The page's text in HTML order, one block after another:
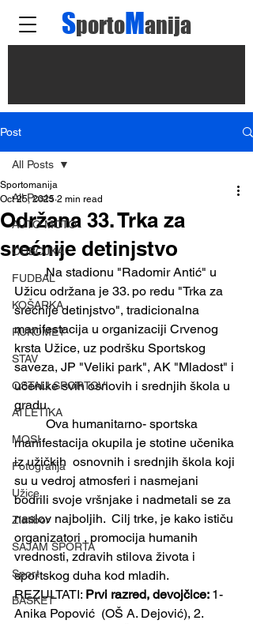
SportoManija
Post
All Posts
AUTO MOTO
ODBOJKA
FUDBAL
KOŠARKA
RUKOMET
STAV
OSTALI SPORTOVI
ATLETIKA
MOSI
Fotografija
Užice
Zlatibor
SAJAM SPORTA
Sport
BASKET
All Posts
Održana 33. Trka za
srećnije detinjstvo
Sportomanija
Oct 25, 2025 2 min read
	Na stadionu "Radomir Antić" u
Užicu održana je 33. po redu "Trka za
srećnije detinjstvo", tradicionalna
manifestacija u organizaciji Crvenog
krsta Užice, uz podršku Sportskog
saveza, JP "Veliki park", AK "Mladost" i
učenike svih osnovih i srednjih škola u
gradu.
manifestacija okupila je stotine učenika
iz užičkih  osnovnih i srednjih škola koji
su u vedroj atmosferi i nasmejani
bodrili svoje vršnjake i nadmetali se za
naslov najboljih.  Cilj trke, je kako ističu
organizatori , promocija humanih
vrednosti, zdravih stilova života i
sportskog duha kod mladih.
REZULTATI: Prvi razred, devojčice: 1-
Anika Popović  (OŠ A. Dejović), 2.